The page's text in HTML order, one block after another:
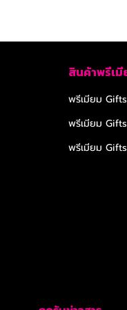
สินค้าพรีเ
พรีเมียม
พรีเมียม
พรีเมียม